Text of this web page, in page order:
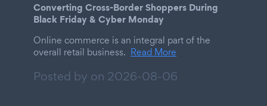
Converting Cross-Border Shoppers During
Black Friday & Cyber Monday
Online commerce is an integral part of the
overall retail business. Read More
Posted by on 2026-08-06